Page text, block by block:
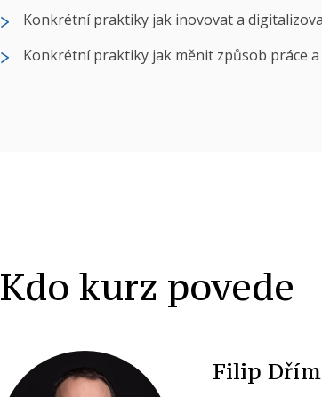
Konkrétní praktiky jak inovovat a
Konkrétní praktiky jak měnit způsob práce
Kdo kurz povede
Filip